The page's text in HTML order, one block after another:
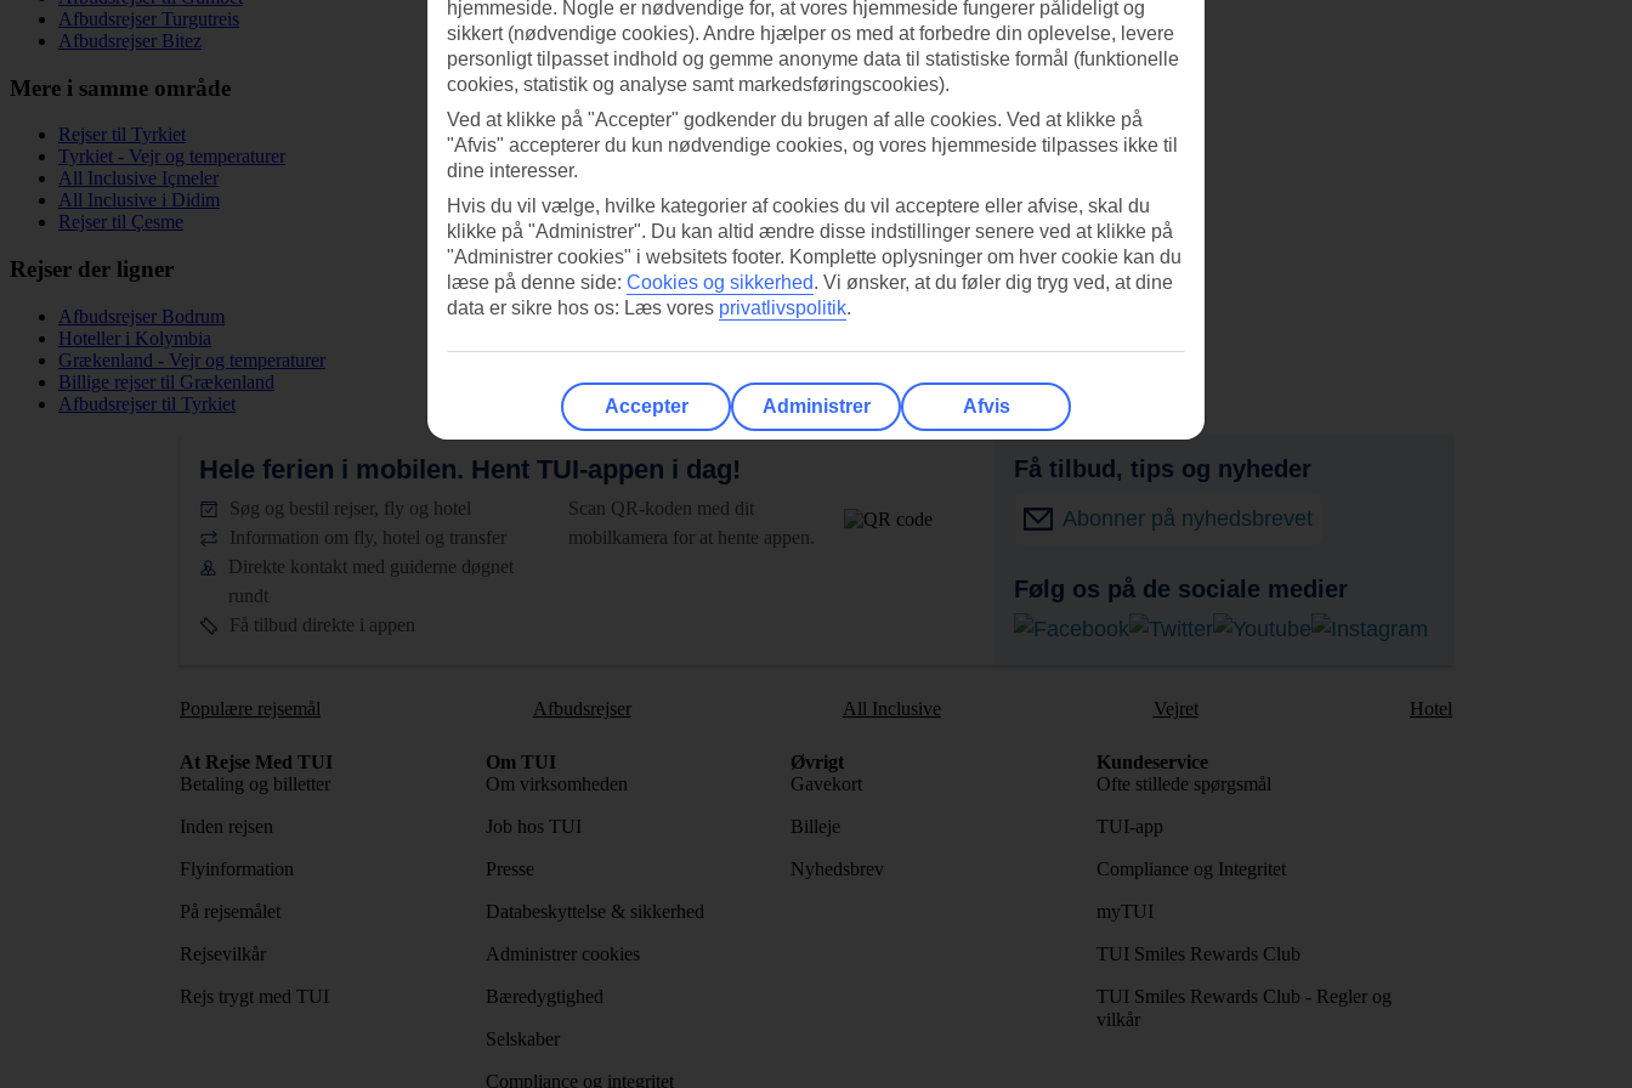
Afbudsrejser Turgutreis
Afbudsrejser Bitez
Mere i samme område
Rejser til Tyrkiet
Tyrkiet - Vejr og temperaturer
All Inclusive Içmeler
All Inclusive i Didim
Rejser til Çesme
Rejser der ligner
Afbudsrejser Bodrum
Hoteller i Kolymbia
Grækenland - Vejr og temperaturer
Billige rejser til Grækenland
Afbudsrejser til Tyrkiet
Hele ferien i mobilen. Hent TUI-appen i dag!
Søg og bestil rejser, fly og hotel
Information om fly, hotel og transfer
Direkte kontakt med guiderne døgnet
rundt
Få tilbud direkte i appen
Scan QR-koden med dit
mobilkamera for at hente appen.
Få tilbud, tips og nyheder
Abonner på nyhedsbrevet
Følg os på de sociale medier
Populære rejsemål Afbudsrejser All Inclusive Vejret Hotel
At Rejse Med TUI
Betaling og billetter
Inden rejsen
Flyinformation
På rejsemålet
Rejsevilkår
Rejs trygt med TUI
Om TUI
Om virksomheden
Job hos TUI
Presse
Databeskyttelse & sikkerhed
Administrer cookies
Bæredygtighed
Selskaber
Compliance og integritet
Øvrigt
Gavekort
Billeje
Nyhedsbrev
Kundeservice
Ofte stillede spørgsmål
TUI-app
Compliance og Integritet
myTUI
TUI Smiles Rewards Club
TUI Smiles Rewards Club - Regler og
vilkår
hjemmeside. Nogle er nødvendige for, at vores hjemmeside fungerer pålideligt og
sikkert (nødvendige cookies). Andre hjælper os med at forbedre din oplevelse, levere
personligt tilpasset indhold og gemme anonyme data til statistiske formål (funktionelle
cookies, statistik og analyse samt markedsføringscookies).
Ved at klikke på "Accepter" godkender du brugen af alle cookies. Ved at klikke på
"Afvis" accepterer du kun nødvendige cookies, og vores hjemmeside tilpasses ikke til
dine interesser.
Hvis du vil vælge, hvilke kategorier af cookies du vil acceptere eller afvise, skal du
klikke på "Administrer". Du kan altid ændre disse indstillinger senere ved at klikke på
"Administrer cookies" i websitets footer. Komplette oplysninger om hver cookie kan du
læse på denne side: Cookies og sikkerhed. Vi ønsker, at du føler dig tryg ved, at dine
data er sikre hos os: Læs vores privatlivspolitik.
Accepter Administrer Afvis